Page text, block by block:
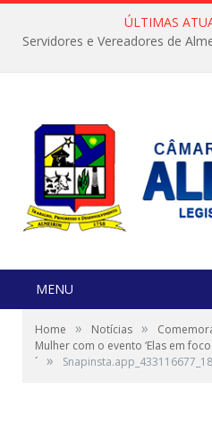
ÚLTIMAS
MENU
Home » Notícias »
Mulher com o evento ‘Elas em foco
´ »